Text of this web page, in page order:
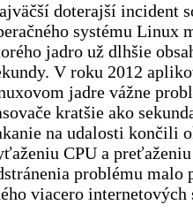
doterajší incident
systému Linux
jadro už dlhšie
V roku 2012
jadre vážne
kratšie ako
na udalosti končili
CPU a
problému malo
viacero internetových